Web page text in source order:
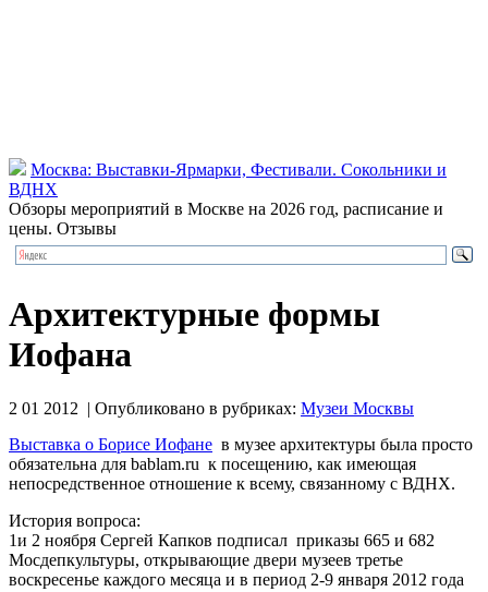
Москва: Выставки-Ярмарки, Фестивали. Сокольники и
ВДНХ
Обзоры мероприятий в Москве на 2026 год, расписание и
цены. Отзывы
Архитектурные формы
Иофана
2 01 2012 | Опубликовано в рубриках: Музеи Москвы
Выставка о Борисе Иофане в музее архитектуры была просто
обязательна для bablam.ru к посещению, как имеющая
непосредственное отношение к всему, связанному с ВДНХ.
История вопроса:
1и 2 ноября Сергей Капков подписал приказы 665 и 682
Мосдепкультуры, открывающие двери музеев третье
воскресенье каждого месяца и в период 2-9 января 2012 года